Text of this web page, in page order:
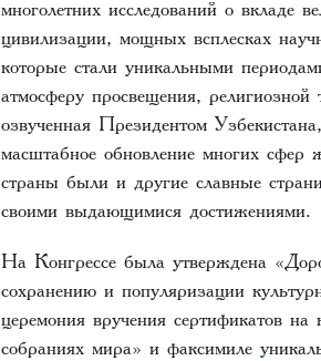
многолетних исследований о вкладе
цивилизации, мощных всплесках
которые стали уникальными
атмосферу просвещения,
озвученная Президентом
масштабное обновление многих
страны были и другие славные
своими выдающимися достижениями.
На Конгрессе была утверждена
сохранению и популяризации
церемония вручения сертификатов
собраниях мира» и факсимиле